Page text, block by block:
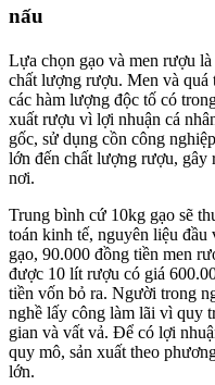
nấu
Lựa chọn gạo và men rượu
chất lượng rượu. Men và quá
các hàm lượng độc tố có
xuất rượu vì lợi nhuận cá
gốc, sử dụng cồn công
lớn đến chất lượng rượu, gây
nơi.
Trung bình cứ 10kg gạo sẽ
toán kinh tế, nguyên liệu đầu
gạo, 90.000 đồng tiền men
được 10 lít rượu có giá
tiền vốn bỏ ra. Người trong
nghề lấy công làm lãi vì quy
gian và vất vả. Để có lợi
quy mô, sản xuất theo
lớn.